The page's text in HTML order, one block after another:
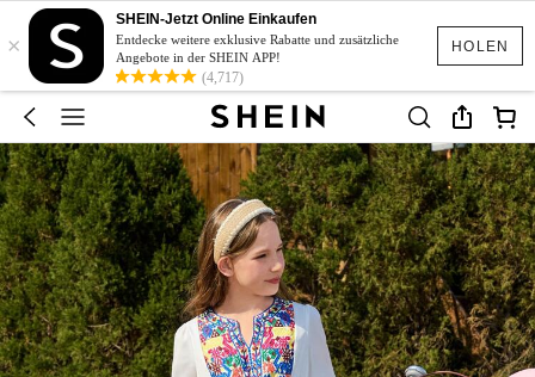
HOLEN
×
SHEIN-Jetzt Online Einkaufen
Entdecke weitere exklusive Rabatte und zusätzliche
Angebote in der SHEIN APP!
(4,717)